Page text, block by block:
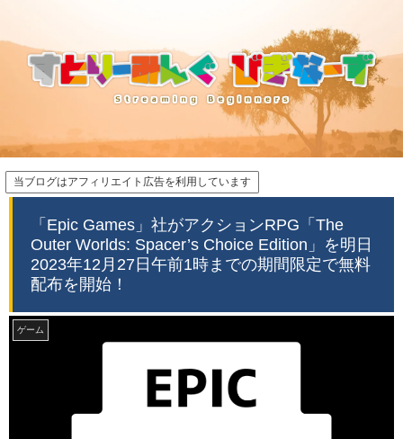
当ブログはアフィリエイト広告を利用しています
「Epic Games」社がアクションRPG「The
Outer Worlds: Spacer’s Choice Edition」を明日
2023年12月27日午前1時までの期間限定で無料
配布を開始！
ゲーム